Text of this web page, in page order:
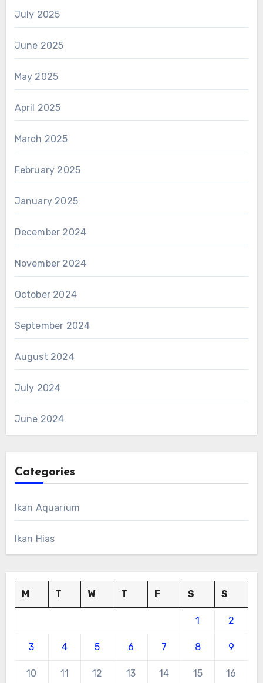
July 2025
June 2025
May 2025
April 2025
March 2025
February 2025
January 2025
December 2024
November 2024
October 2024
September 2024
August 2024
July 2024
June 2024
Categories
Ikan Aquarium
Ikan Hias
M T W T F S S
1 2
3 4 5 6 7 8 9
10 11 12 13 14 15 16